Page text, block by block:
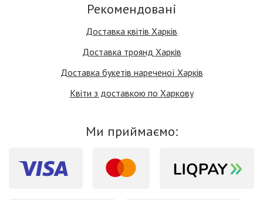
Рекомендовані
Доставка квітів Харків
Доставка троянд Харків
Доставка букетів нареченої Харків
Квіти з доставкою по Харкову
Ми приймаємо: